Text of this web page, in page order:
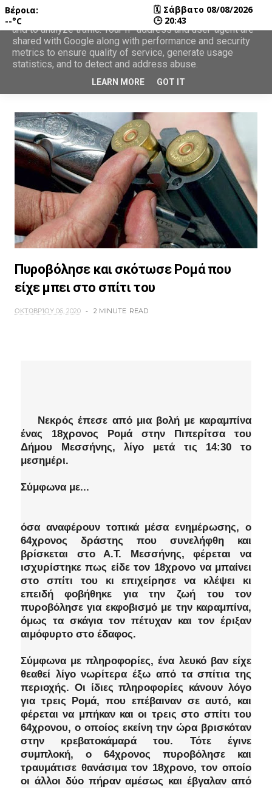
Πυροβόλησε και σκότωσε Ρομά που
είχε μπει στο σπίτι του
ΟΚΤΩΒΡΊΟΥ 06, 2020 2 MINUTE READ
Νεκρός έπεσε από μια βολή με καραμπίνα
ένας 18χρονος Ρομά στην Πιπερίτσα του
Δήμου Μεσσήνης, λίγο μετά τις 14:30 το
μεσημέρι.
Σύμφωνα με...
όσα αναφέρουν τοπικά μέσα ενημέρωσης, ο
64χρονος δράστης που συνελήφθη και
βρίσκεται στο Α.Τ. Μεσσήνης, φέρεται να
ισχυρίστηκε πως είδε τον 18χρονο να μπαίνει
στο σπίτι του κι επιχείρησε να κλέψει κι
επειδή φοβήθηκε για την ζωή του τον
πυροβόλησε για εκφοβισμό με την καραμπίνα,
όμως τα σκάγια τον πέτυχαν και τον έριξαν
αιμόφυρτο στο έδαφος.
Σύμφωνα με πληροφορίες, ένα λευκό βαν είχε
θεαθεί λίγο νωρίτερα έξω από τα σπίτια της
περιοχής. Οι ίδιες πληροφορίες κάνουν λόγο
για τρεις Ρομά, που επέβαιναν σε αυτό, και
φέρεται να μπήκαν και οι τρεις στο σπίτι του
64χρονου, ο οποίος εκείνη την ώρα βρισκόταν
στην κρεβατοκάμαρά του. Τότε έγινε
συμπλοκή, ο 64χρονος πυροβόλησε και
τραυμάτισε θανάσιμα τον 18χρονο, τον οποίο
οι άλλοι δύο πήραν αμέσως και έβγαλαν από
Βέροια:
--°C
🗓 Σάββατο 08/08/2026
🕒 20:43
This site uses cookies from Google to deliver its services
and to analyze traffic. Your IP address and user-agent are
shared with Google along with performance and security
metrics to ensure quality of service, generate usage
statistics, and to detect and address abuse.
LEARN MORE GOT IT